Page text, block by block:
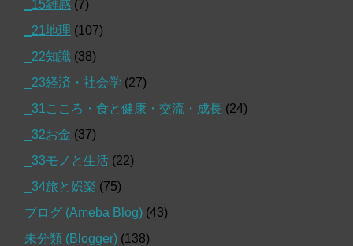
_15雑感 (7)
_21地理 (107)
_22知識 (38)
_23経済・社会学 (27)
_31こころ・食と健康・交流・成長 (24)
_32お金 (37)
_33モノと生活 (22)
_34旅と娯楽 (75)
ブログ (Ameba Blog) (43)
未分類 (Blogger) (138)